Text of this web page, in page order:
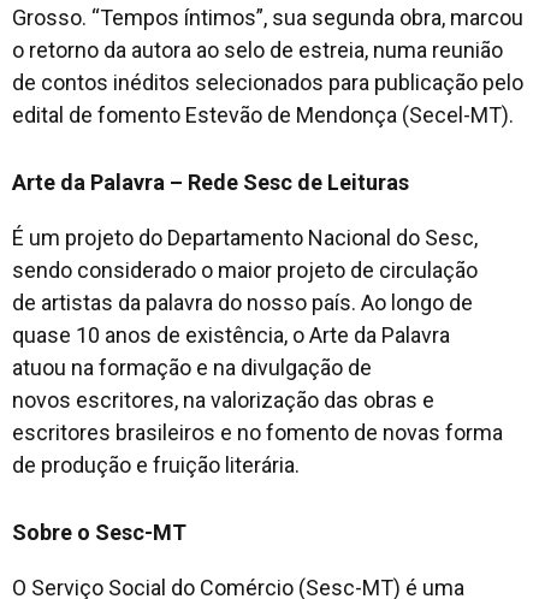
Grosso. “Tempos íntimos”, sua segunda obra, marcou
o retorno da autora ao selo de estreia, numa reunião
de contos inéditos selecionados para publicação pelo
edital de fomento Estevão de Mendonça (Secel-MT).
Arte da Palavra – Rede Sesc de Leituras
É um projeto do Departamento Nacional do Sesc,
sendo considerado o maior projeto de circulação
de artistas da palavra do nosso país. Ao longo de
quase 10 anos de existência, o Arte da Palavra
atuou na formação e na divulgação de
novos escritores, na valorização das obras e
escritores brasileiros e no fomento de novas forma
de produção e fruição literária.
Sobre o Sesc-MT
O Serviço Social do Comércio (Sesc-MT) é uma